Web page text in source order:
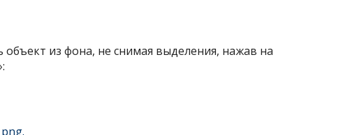
объект из фона, не снимая выделения, нажав на
png.